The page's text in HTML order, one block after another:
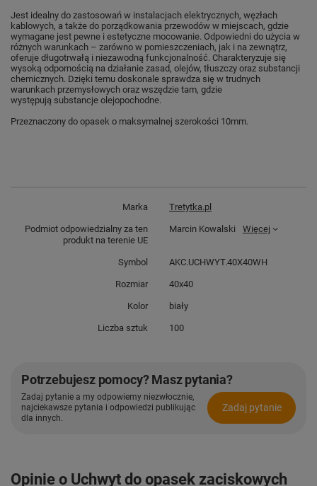
Jest idealny do zastosowań w instalacjach elektrycznych, węzłach
kablowych, a także do porządkowania przewodów w miejscach, gdzie
wymagane jest pewne i estetyczne mocowanie. Odpowiedni do użycia w
różnych warunkach – zarówno w pomieszczeniach, jak i na zewnątrz,
oferuje długotrwałą i niezawodną funkcjonalność. Charakteryzuje się
wysoką odpornością na działanie zasad, olejów, tłuszczy oraz substancji
chemicznych. Dzięki temu doskonale sprawdza się w trudnych
warunkach przemysłowych oraz wszędzie tam, gdzie
występują substancje olejopochodne.
Przeznaczony do opasek o maksymalnej szerokości 10mm.
Marka Tretytka.pl
Podmiot odpowiedzialny za ten
produkt na terenie UE
Marcin Kowalski Więcej
Symbol AKC.UCHWYT.40X40WH
Rozmiar 40x40
Kolor biały
Liczba sztuk 100
Potrzebujesz pomocy? Masz pytania?
Zadaj pytanie a my odpowiemy niezwłocznie,
najciekawsze pytania i odpowiedzi publikując
dla innych.
Zadaj pytanie
Opinie o Uchwyt do opasek zaciskowych